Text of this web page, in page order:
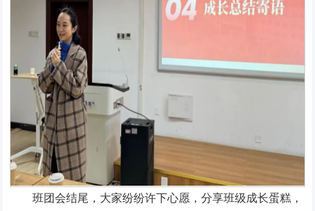
班团会结尾，大家纷纷许下心愿，分享班级成长蛋糕，